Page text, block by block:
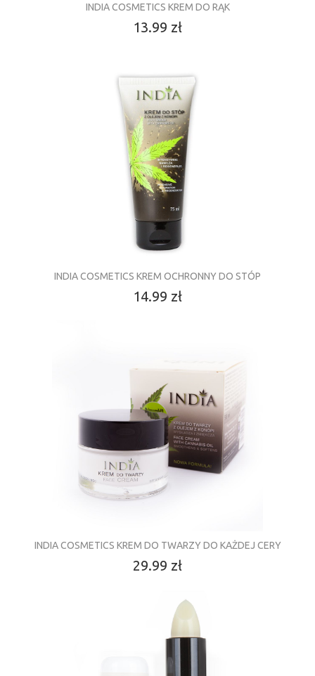
INDIA COSMETICS KREM DO RĄK
13.99 zł
INDIA COSMETICS KREM OCHRONNY DO STÓP
14.99 zł
INDIA COSMETICS KREM DO TWARZY DO KAŻDEJ CERY
29.99 zł